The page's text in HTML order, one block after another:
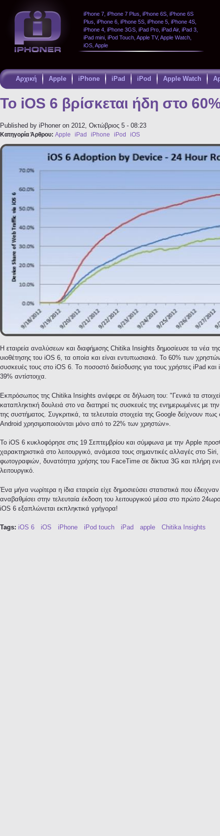
iPhone 7, iPhone 7 Plus, iPhone 6S, iPhone 6S
Plus, iPhone 6, iPhone 5S, iPhone 5, iPhone 4S,
iPhone 4, iPhone 3GS, iPad Pro, iPad Air, iPad 3,
iPad mini, iPod Touch, Apple TV, Apple Watch,
iOS, Apple
Αρχική Apple iPhone iPad iPod Apple Watch
Παράκαμψη
κυρίως
Το iOS 6 βρίσκεται ήδη στο
Published by iPhoner on 2012, Οκτώβριος 5 - 08:23
Κατηγορία Άρθρου: Apple iPad iPhone iPod iOS
Η εταιρεία αναλύσεων και διαφήμισης Chitika Insights δημοσίευσε τα νέα
υιοθέτησης του iOS 6, τα οποία και είναι εντυπωσιακά. Το 60% των
συσκευές τους στο iOS 6. Το ποσοστό διείσδυσης για τους χρήστες iPad
39% αντίστοιχα.
Εκπρόσωπος της Chitika Insights ανέφερε σε δήλωση του: "Γενικά τα
καταπληκτική δουλειά στο να διατηρεί τις συσκευές της ενημερωμένες με
της συστήματος. Συγκριτικά, τα τελευταία στοιχεία της Google δείχνουν
Android χρησιμοποιούνται μόνο από το 22% των χρηστών».
Το iOS 6 κυκλοφόρησε στις 19 Σεπτεμβρίου και σύμφωνα με την Apple
χαρακτηριστικά στο λειτουργικό, ανάμεσα τους σημαντικές αλλαγές στο
φωτογραφιών, δυνατότητα χρήσης του FaceTime σε δίκτυα 3G και πλήρη
λειτουργικό.
Ένα μήνα νωρίτερα η ίδια εταιρεία είχε δημοσιεύσει στατιστικά που
αναβαθμίσει στην τελευταία έκδοση του λειτουργικού μέσα στο πρώτο
iOS 6 εξαπλώνεται εκπληκτικά γρήγορα!
Tags: iOS 6 iOS iPhone iPod touch iPad apple Chitika Insights